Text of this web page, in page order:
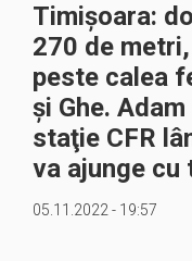
Timișoara:
270 de
peste calea
și Ghe.
staţie CFR
va ajunge
05.11.2022 - 19:57